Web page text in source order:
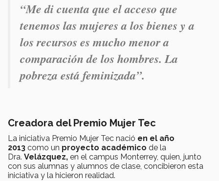
“Me di cuenta que el acceso que
tenemos las mujeres a los bienes y a
los recursos es mucho menor a
comparación de los hombres. La
pobreza está feminizada”.
Creadora del Premio Mujer Tec
La iniciativa Premio Mujer Tec nació en el año
2013 como un proyecto académico de la
Dra. Velázquez, en el campus Monterrey, quien, junto
con sus alumnas y alumnos de clase, concibieron esta
iniciativa y la hicieron realidad.